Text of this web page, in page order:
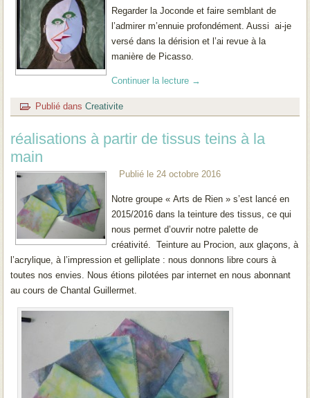
Regarder la Joconde et faire semblant de
l’admirer m’ennuie profondément. Aussi ai-je
versé dans la dérision et l’ai revue à la
manière de Picasso.
Continuer la lecture →
Publié dans Creativite
réalisations à partir de tissus teins à la
main
Publié le 24 octobre 2016
Notre groupe « Arts de Rien » s’est lancé en
2015/2016 dans la teinture des tissus, ce qui
nous permet d’ouvrir notre palette de
créativité. Teinture au Procion, aux glaçons, à
l’acrylique, à l’impression et gelliplate : nous donnons libre cours à
toutes nos envies. Nous étions pilotées par internet en nous abonnant
au cours de Chantal Guillermet.